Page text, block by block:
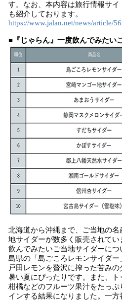
す。なお、本内容は旅行情報サ
も紹介しております。
https://www.jalan.net/news/article/
■『じゃらん』一度飲んでみたい
北海道から沖縄まで、ご当地の
地サイダーが数多く販売されて
飲んでみたいご当地サイダーに
島県の「島ごころレモンサイダ
戸田レモンを贅沢に搾った苦みの
暑い夏にぴったりです。また、
柑橘などのフルーツ果汁をたっ
インする結果になりました。一